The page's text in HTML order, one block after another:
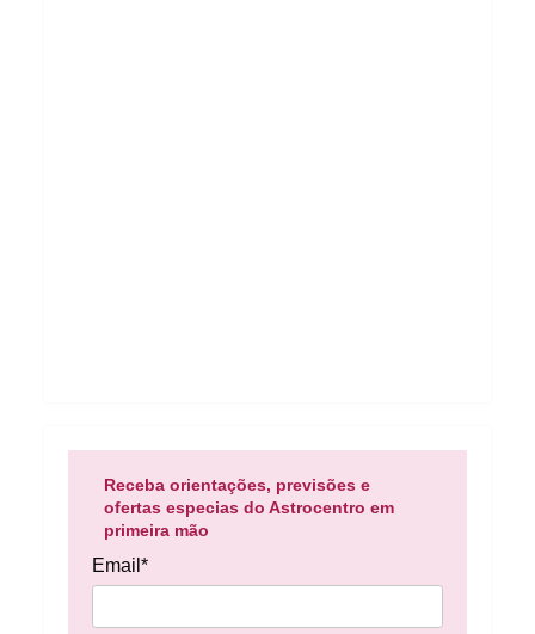
Receba orientações, previsões e
ofertas especias do Astrocentro em
primeira mão
Email*